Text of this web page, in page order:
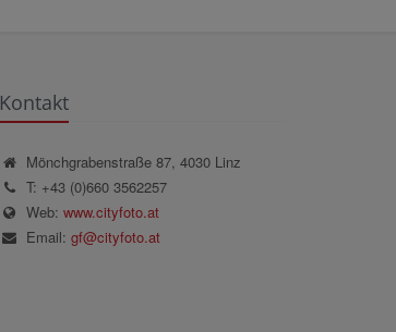
Kontakt
Mönchgrabenstraße 87, 4030 Linz
T: +43 (0)660 3562257
Web: www.cityfoto.at
Email: gf@cityfoto.at